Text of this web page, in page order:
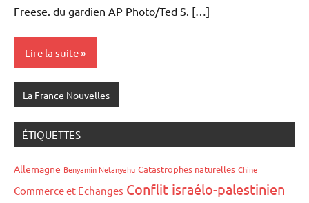
Freese. du gardien AP Photo/Ted S. […]
Lire la suite
La France Nouvelles
ÉTIQUETTES
Allemagne Benyamin Netanyahu Catastrophes naturelles Chine
Commerce et Echanges Conflit israélo-palestinien